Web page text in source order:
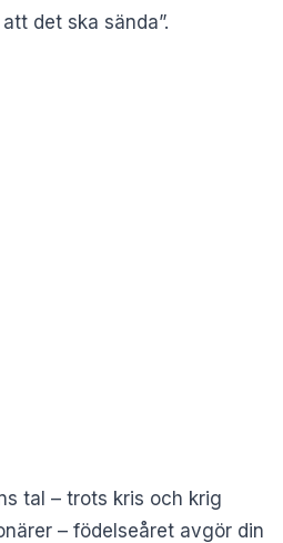
det ska sända”.
tal – trots kris och krig
– födelseåret avgör din